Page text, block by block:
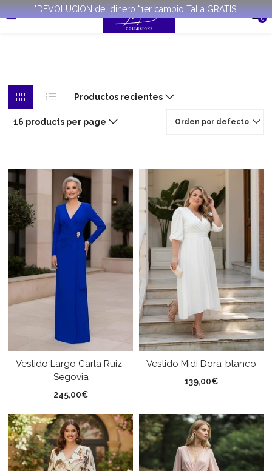
*DEVOLUCIÓN del dinero.*1er cambio Talla GRATIS.
0
Productos recientes
Orden por defecto
16 products per page
Vestido Largo Carla Ruiz-
Segovia
245,00€
Vestido Midi Dora-blanco
139,00€